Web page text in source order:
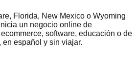
Florida, New Mexico o Wyoming
un negocio online de
software, educación o de
en español y sin viajar.